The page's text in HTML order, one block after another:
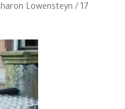
Lowensteyn / 17